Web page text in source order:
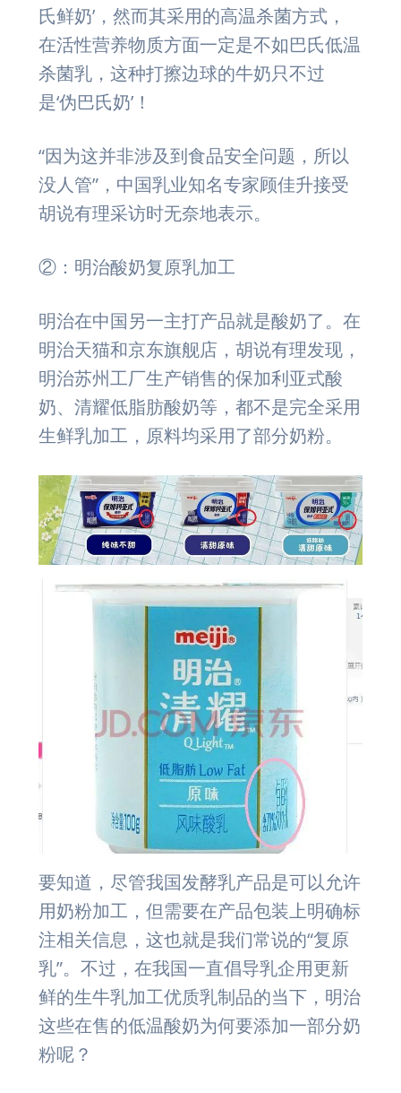
氏鲜奶’，然而其采用的高温杀菌方式，
在活性营养物质方面一定是不如巴氏低温
杀菌乳，这种打擦边球的牛奶只不过
是‘伪巴氏奶’！
“因为这并非涉及到食品安全问题，所以
没人管”，中国乳业知名专家顾佳升接受
胡说有理采访时无奈地表示。
②：明治酸奶复原乳加工
明治在中国另一主打产品就是酸奶了。在
明治天猫和京东旗舰店，胡说有理发现，
明治苏州工厂生产销售的保加利亚式酸
奶、清耀低脂肪酸奶等，都不是完全采用
生鲜乳加工，原料均采用了部分奶粉。
要知道，尽管我国发酵乳产品是可以允许
用奶粉加工，但需要在产品包装上明确标
注相关信息，这也就是我们常说的“复原
乳”。不过，在我国一直倡导乳企用更新
鲜的生牛乳加工优质乳制品的当下，明治
这些在售的低温酸奶为何要添加一部分奶
粉呢？